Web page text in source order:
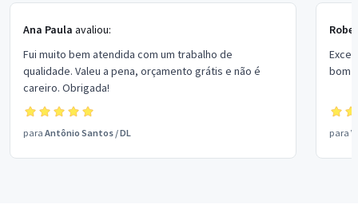
Ana Paula avaliou:
Fui muito bem atendida com um trabalho de
qualidade. Valeu a pena, orçamento grátis e não é
careiro. Obrigada!
para Antônio Santos /DL
bom
para